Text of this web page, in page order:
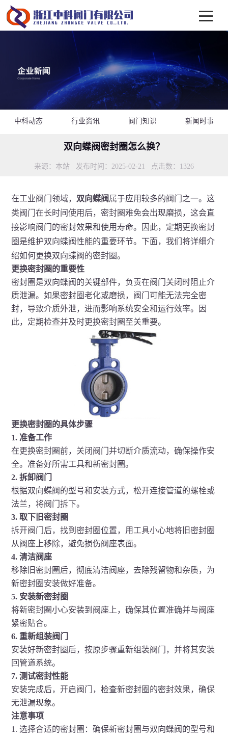
中科动态 行业资讯 阀门知识 新闻时事
双向蝶阀密封圈怎么换？
来源：本站 发布时间：2025-02-21 点击数： 1326
在工业阀门领域， 双向蝶阀属于应用较多的阀门之一。这
类阀门在长时间使用后，密封圈难免会出现磨损，这会直
接影响阀门的密封效果和使用寿命。因此，定期更换密封
圈是维护双向蝶阀性能的重要环节。下面，我们将详细介
绍如何更换双向蝶阀的密封圈。
更换密封圈的重要性
密封圈是双向蝶阀的关键部件，负责在阀门关闭时阻止介
质泄漏。如果密封圈老化或磨损，阀门可能无法完全密
封，导致介质外泄，进而影响系统安全和运行效率。因
此，定期检查并及时更换密封圈至关重要。
更换密封圈的具体步骤
1. 准备工作
在更换密封圈前，关闭阀门并切断介质流动，确保操作安
全。准备好所需工具和新密封圈。
2. 拆卸阀门
根据双向蝶阀的型号和安装方式，松开连接管道的螺栓或
法兰，将阀门拆下。
3. 取下旧密封圈
拆开阀门后，找到密封圈位置，用工具小心地将旧密封圈
从阀座上移除，避免损伤阀座表面。
4. 清洁阀座
移除旧密封圈后，彻底清洁阀座，去除残留物和杂质，为
新密封圈安装做好准备。
5. 安装新密封圈
将新密封圈小心安装到阀座上，确保其位置准确并与阀座
紧密贴合。
6. 重新组装阀门
安装好新密封圈后，按原步骤重新组装阀门，并将其安装
回管道系统。
7. 测试密封性能
安装完成后，开启阀门，检查新密封圈的密封效果，确保
无泄漏现象。
注意事项
1. 选择合适的密封圈：确保新密封圈与双向蝶阀的型号和